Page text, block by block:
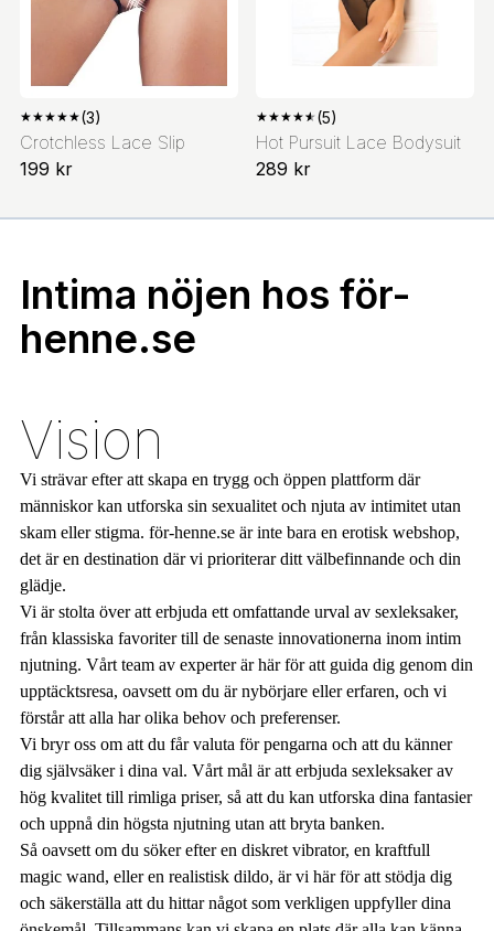
★★★★★(3)
Crotchless Lace Slip
199 kr
★★★★★(5)
Hot Pursuit Lace Bodysuit
289 kr
Intima nöjen hos för-
henne.se
Vision
Vi strävar efter att skapa en trygg och öppen plattform där
människor kan utforska sin sexualitet och njuta av intimitet utan
skam eller stigma. för-henne.se är inte bara en erotisk webshop,
det är en destination där vi prioriterar ditt välbefinnande och din
glädje.
Vi är stolta över att erbjuda ett omfattande urval av sexleksaker,
från klassiska favoriter till de senaste innovationerna inom intim
njutning. Vårt team av experter är här för att guida dig genom din
upptäcktsresa, oavsett om du är nybörjare eller erfaren, och vi
förstår att alla har olika behov och preferenser.
Vi bryr oss om att du får valuta för pengarna och att du känner
dig självsäker i dina val. Vårt mål är att erbjuda sexleksaker av
hög kvalitet till rimliga priser, så att du kan utforska dina fantasier
och uppnå din högsta njutning utan att bryta banken.
Så oavsett om du söker efter en diskret vibrator, en kraftfull
magic wand, eller en realistisk dildo, är vi här för att stödja dig
och säkerställa att du hittar något som verkligen uppfyller dina